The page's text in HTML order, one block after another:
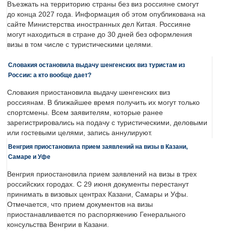
Въезжать на территорию страны без виз россияне смогут
до конца 2027 года. Информация об этом опубликована на
сайте Министерства иностранных дел Китая. Россияне
могут находиться в стране до 30 дней без оформления
визы в том числе с туристическими целями.
Словакия остановила выдачу шенгенских виз туристам из
России: а кто вообще дает?
Словакия приостановила выдачу шенгенских виз
россиянам. В ближайшее время получить их могут только
спортсмены. Всем заявителям, которые ранее
зарегистрировались на подачу с туристическими, деловыми
или гостевыми целями, запись аннулируют.
Венгрия приостановила прием заявлений на визы в Казани,
Самаре и Уфе
Венгрия приостановила прием заявлений на визы в трех
российских городах. С 29 июня документы перестанут
принимать в визовых центрах Казани, Самары и Уфы.
Отмечается, что прием документов на визы
приостанавливается по распоряжению Генерального
консульства Венгрии в Казани.